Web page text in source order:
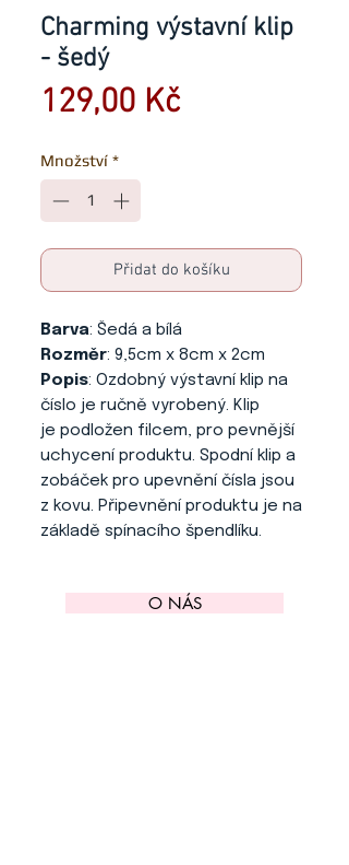
Charming výstavní klip
- šedý
129,00 KčCena
Množství *
Přidat do košíku
Barva: Šedá a bílá
Rozměr: 9,5cm x 8cm x 2cm
Popis: Ozdobný výstavní klip na
číslo je ručně vyrobený. Klip
je podložen filcem, pro pevnější
uchycení produktu. Spodní klip a
zobáček pro upevnění čísla jsou
z kovu. Připevnění produktu je na
základě spínacího špendlíku.
O NÁS